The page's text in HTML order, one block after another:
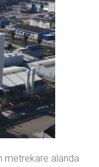
metrekare alanda